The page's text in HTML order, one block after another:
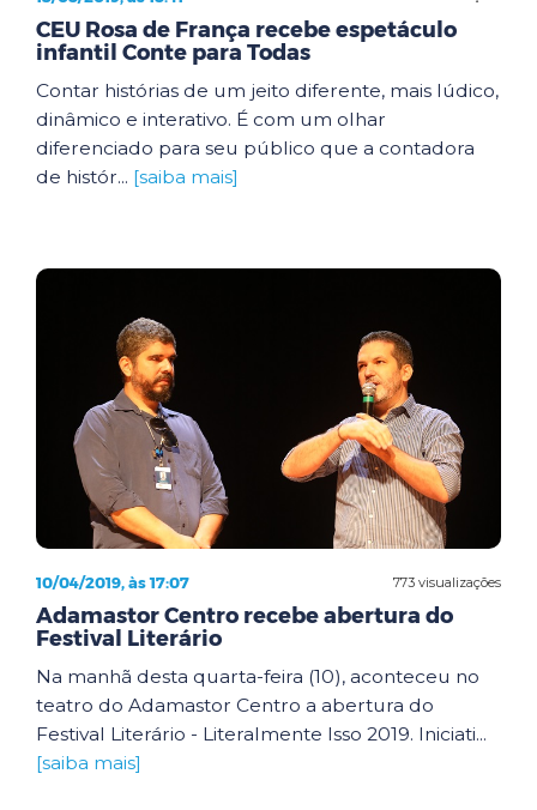
CEU Rosa de França recebe espetáculo
infantil Conte para Todas
Contar histórias de um jeito diferente, mais lúdico,
dinâmico e interativo. É com um olhar
diferenciado para seu público que a contadora
de histór... [saiba mais]
773 visualizações
10/04/2019, às 17:07
Adamastor Centro recebe abertura do
Festival Literário
Na manhã desta quarta-feira (10), aconteceu no
teatro do Adamastor Centro a abertura do
Festival Literário - Literalmente Isso 2019. Iniciati...
[saiba mais]